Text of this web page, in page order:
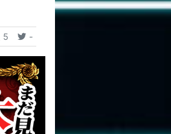
5 -